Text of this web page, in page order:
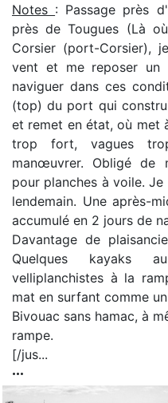
Notes : Passage près
près de Tougues (Là
Corsier (port-Corsier),
vent et me reposer un
naviguer dans ces
(top) du port qui
et remet en état, où met
trop fort, vagues
manœuvrer. Obligé de
pour planches à voile.
lendemain. Une après-
accumulé en 2 jours de
Davantage de
Quelques kayaks
velliplanchistes à la
mat en surfant comme
Bivouac sans hamac, à
rampe.
[/jus...